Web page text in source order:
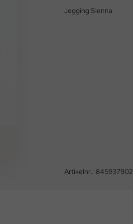
Jegging Sienna
Artikelnr.: 845937902